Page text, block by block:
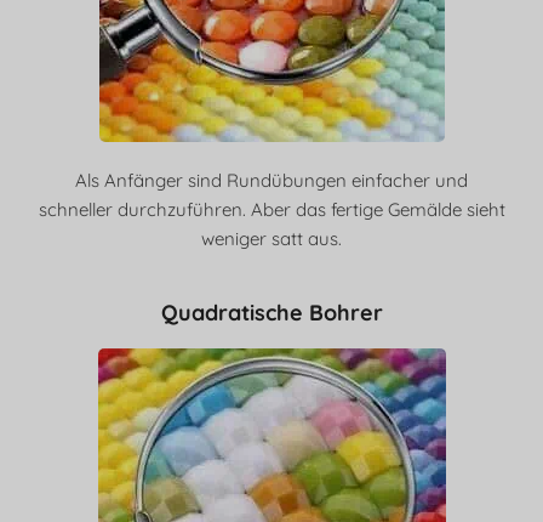
Als Anfänger sind Rundübungen einfacher und
schneller durchzuführen. Aber das fertige Gemälde sieht
weniger satt aus.
Quadratische Bohrer